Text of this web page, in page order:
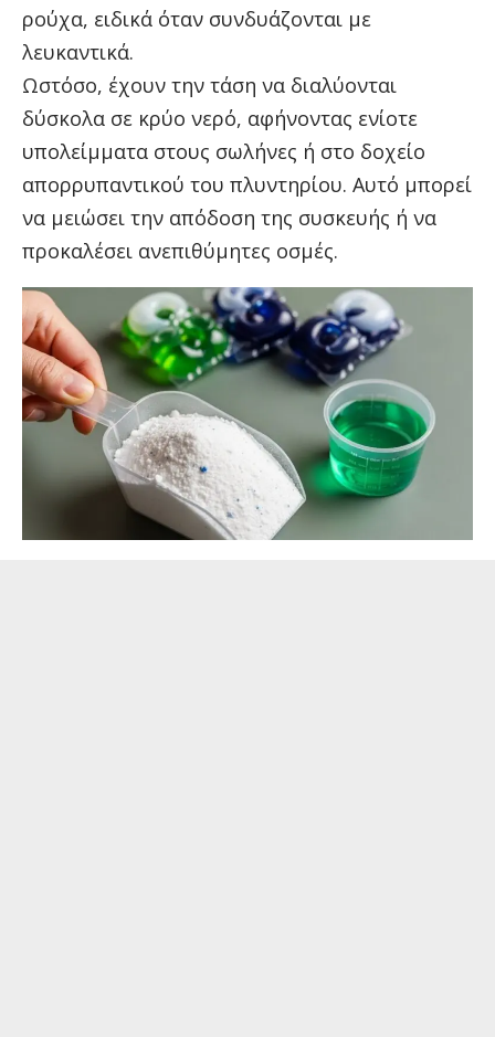
ρούχα, ειδικά όταν συνδυάζονται με
λευκαντικά.
Ωστόσο, έχουν την τάση να διαλύονται
δύσκολα σε κρύο νερό, αφήνοντας ενίοτε
υπολείμματα στους σωλήνες ή στο δοχείο
απορρυπαντικού του πλυντηρίου. Αυτό μπορεί
να μειώσει την απόδοση της συσκευής ή να
προκαλέσει ανεπιθύμητες οσμές.